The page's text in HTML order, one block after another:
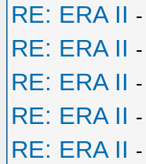
RE: ERA II -
RE: ERA II -
RE: ERA II -
RE: ERA II -
RE: ERA II -